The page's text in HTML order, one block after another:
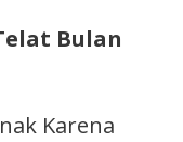
Bulan
Karena